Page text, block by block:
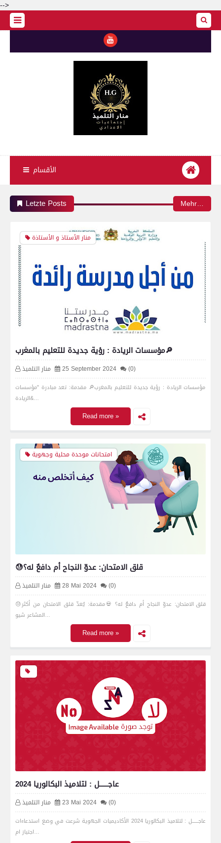
-->
الأقسام
Letzte Posts Mehr…
منار الأستاذ و الأستاذة
مؤسسات الريادة : رؤية جديدة للتعليم بالمغرب🔎
منار التلميذ 25 September 2024 (0)
مؤسسات الريادة : رؤية جديدة للتعليم بالمغرب🔎 مقدمة: تعد مبادرة "مؤسسات
الريادة&…
Read more »
امتحانات موحدة محلية وجهوية
😓قلق الامتحان: عدوّ النجاح أم دافعٌ له؟
منار التلميذ 28 Mai 2024 (0)
😓قلق الامتحان: عدوّ النجاح أم دافعٌ له؟ 💀مقدمة: يُعدّ قلق الامتحان من أكثر
المشاعر شيو…
Read more »
عاجــــــل : لتلاميذ البكالوريا 2024
منار التلميذ 23 Mai 2024 (0)
عاجــــــل : لتلاميذ البكالوريا 2024 الأكاديميات الجهوية شرعت في وضع استدعاءات
اجتياز ام…